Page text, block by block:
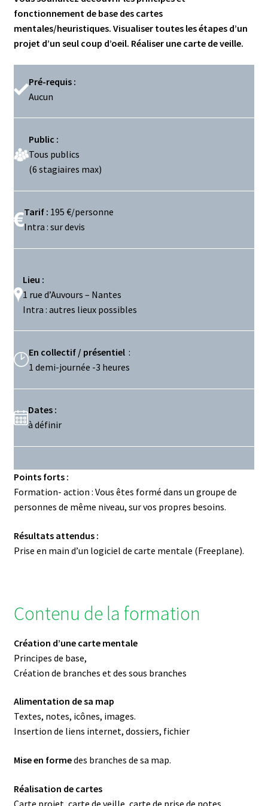
fonctionnement de base des cartes
mentales/heuristiques. Visualiser toutes les étapes d’un
projet d’un seul coup d’oeil. Réaliser une carte de veille.
Pré-requis :
Aucun
Public :
Tous publics
(6 stagiaires max)
Tarif : 195 €/personne
Intra : sur devis
Lieu :
1 rue d’Auvours – Nantes
Intra : autres lieux possibles
En collectif / présentiel :
1 demi-journée -3 heures
Dates :
à définir
Points forts :
Formation- action : Vous êtes formé dans un groupe de
personnes de même niveau, sur vos propres besoins.
Résultats attendus :
Prise en main d’un logiciel de carte mentale (Freeplane).
Contenu de la formation
Création d’une carte mentale
Principes de base,
Création de branches et des sous branches
Alimentation de sa map
Textes, notes, icônes, images.
Insertion de liens internet, dossiers, fichier
Mise en formedes branches de sa map.
Réalisation de cartes
Carte projet, carte de veille, carte de prise de notes